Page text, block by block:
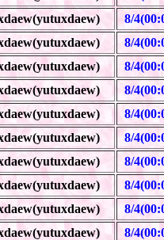
8/
8/
8/
8/
8/
8/
8/
8/
8/
8/